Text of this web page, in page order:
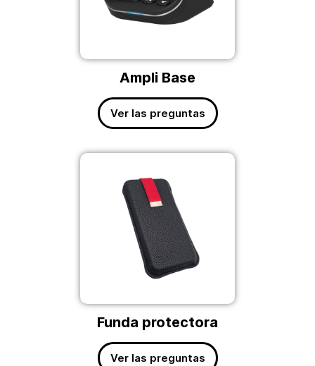
Ampli Base
Ver las preguntas
Funda protectora
Ver las preguntas